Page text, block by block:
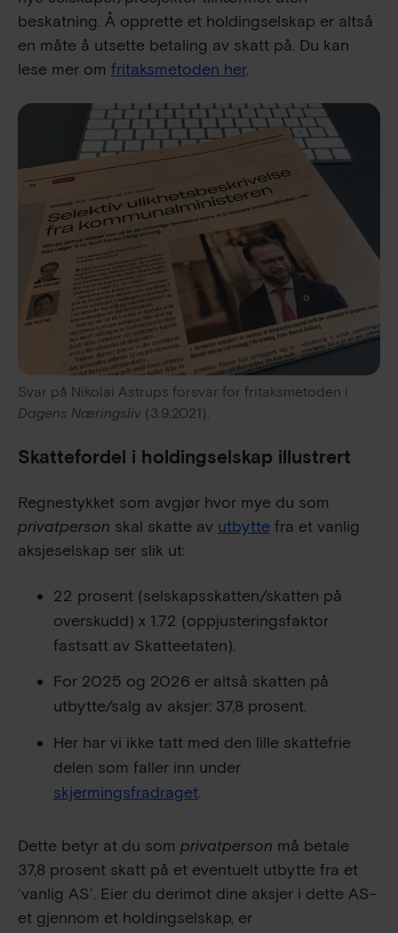
beskatning. Å opprette et holdingselskap er altså
en måte å utsette betaling av skatt på. Du kan
lese mer om fritaksmetoden her.
Dagens Næringsliv (3.9.2021).
Skattefordel i holdingselskap illustrert
Regnestykket som avgjør hvor mye du som
privatperson skal skatte av utbytte fra et vanlig
aksjeselskap ser slik ut:
22 prosent (selskapsskatten/skatten på
overskudd) x 1.72 (oppjusteringsfaktor
fastsatt av Skatteetaten).
For 2025 og 2026 er altså skatten på
utbytte/salg av aksjer: 37,8 prosent.
Her har vi ikke tatt med den lille skattefrie
delen som faller inn under
skjermingsfradraget.
Dette betyr at du som privatperson må betale
37,8 prosent skatt på et eventuelt utbytte fra et
‘vanlig AS’. Eier du derimot dine aksjer i dette AS-
et gjennom et holdingselskap, er